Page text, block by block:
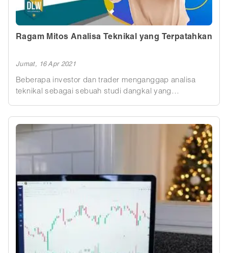
Ragam Mitos Analisa Teknikal yang Terpatahkan
Jumat, 16 Apr 2021
Beberapa investor dan trader menganggap analisa
teknikal sebagai sebuah studi dangkal yang